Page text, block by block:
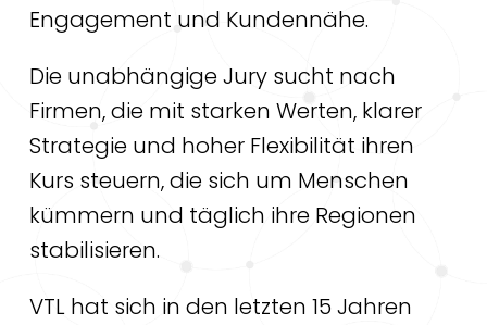
Engagement und Kundennähe.
Die unabhängige Jury sucht nach
Firmen, die mit starken Werten, klarer
Strategie und hoher Flexibilität ihren
Kurs steuern, die sich um Menschen
kümmern und täglich ihre Regionen
stabilisieren.
VTL hat sich in den letzten 15 Jahren